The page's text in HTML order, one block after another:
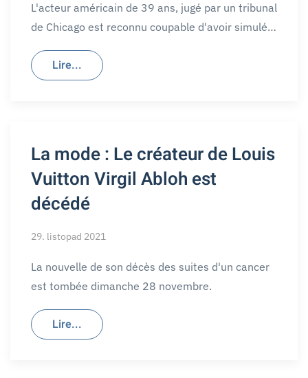
L'acteur américain de 39 ans, jugé par un tribunal
de Chicago est reconnu coupable d'avoir simulé…
Lire...
La mode : Le créateur de Louis
Vuitton Virgil Abloh est
décédé
29. listopad 2021
La nouvelle de son décès des suites d'un cancer
est tombée dimanche 28 novembre.
Lire...